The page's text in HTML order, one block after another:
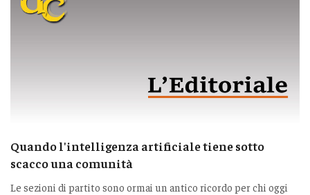
Quando l'intelligenza artificiale tiene sotto
scacco una comunità
Le sezioni di partito sono ormai un antico ricordo per chi oggi